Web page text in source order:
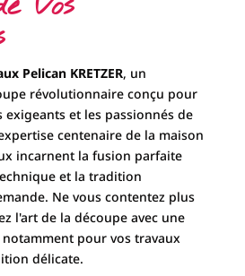
Pelican KRETZER, un
révolutionnaire conçu pour
exigeants et les passionnés de
centenaire de la maison
incarnent la fusion parfaite
et la tradition
Ne vous contentez plus
l'art de la découpe avec une
pour vos travaux
délicate.